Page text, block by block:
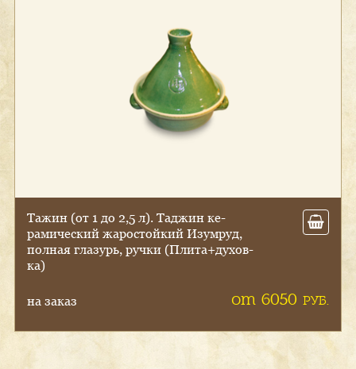
Та­жин (от 1 до 2,5 л). Тад­жин ке­
рами­чес­кий жа­рос­той­кий Изум­руд,
пол­ная гла­зурь, руч­ки (Пли­та+ду­хов­
ка)
на заказ от 6050 РУБ.